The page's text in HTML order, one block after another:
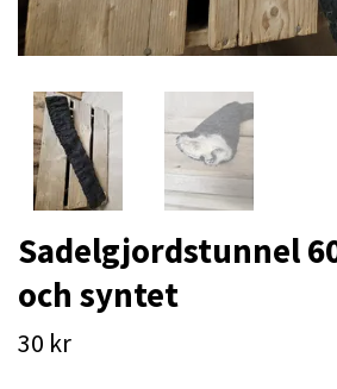
Sadelgjordstunnel
och syntet
30 kr